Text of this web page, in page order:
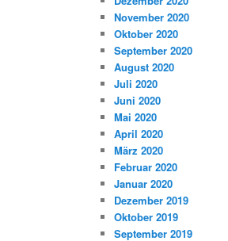
November 2020
Oktober 2020
September 2020
August 2020
Juli 2020
Juni 2020
Mai 2020
April 2020
März 2020
Februar 2020
Januar 2020
Dezember 2019
Oktober 2019
September 2019